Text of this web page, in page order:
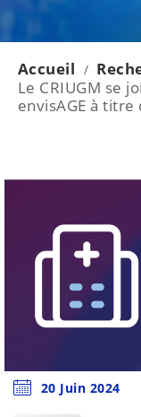
Accueil /
Le CRIUGM se
envisAGE à
20 Juin 2024